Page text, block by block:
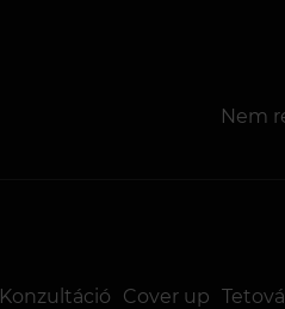
Nem
Konzultáció Cover up